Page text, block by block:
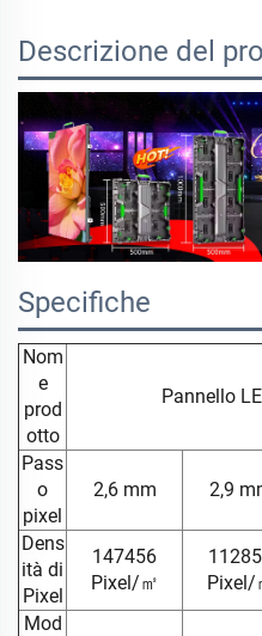
Descrizione del
Specifiche
Nom
e
prod
otto
Pannello
Pass
o
pixel
2,6 mm 2,9
Dens
ità di
Pixel
147456
Pixel/㎡
Pixel/
Mod